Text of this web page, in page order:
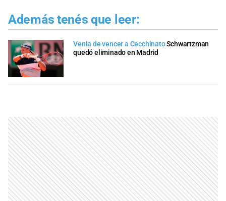
Además tenés que leer:
Venia de vencer a CecchinatoSchwartzman
quedó eliminado en Madrid